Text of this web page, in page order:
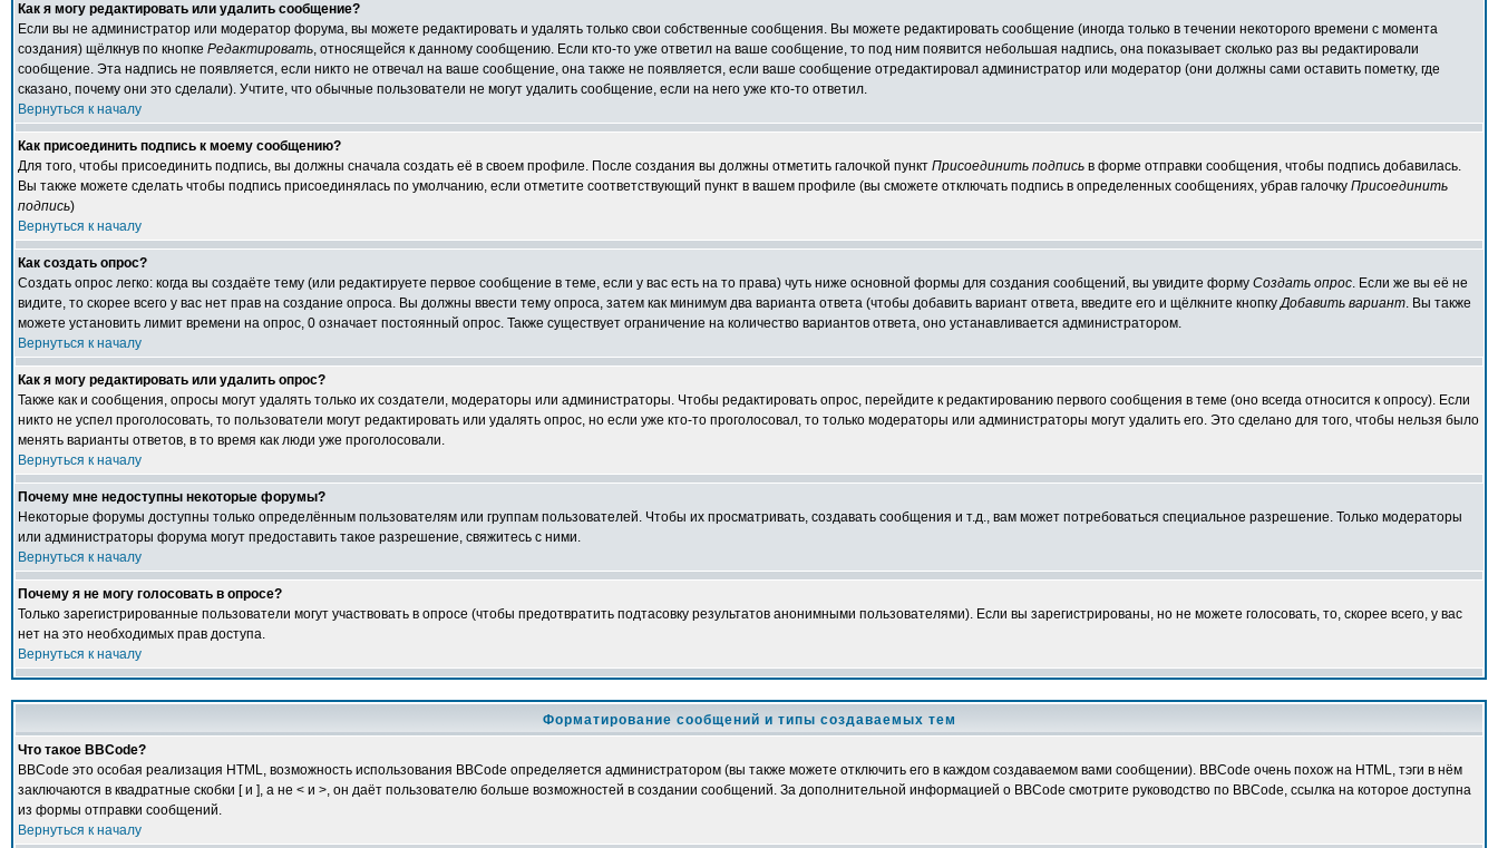
Как я могу редактировать или удалить сообщение?
Если вы не администратор или модератор форума, вы можете редактировать и удалять только свои собственные сообщения. Вы можете редактировать сообщение (иногда только в течении некоторого времени с момента
создания) щёлкнув по кнопке Редактировать, относящейся к данному сообщению. Если кто-то уже ответил на ваше сообщение, то под ним появится небольшая надпись, она показывает сколько раз вы редактировали
сообщение. Эта надпись не появляется, если никто не отвечал на ваше сообщение, она также не появляется, если ваше сообщение отредактировал администратор или модератор (они должны сами оставить пометку, где
сказано, почему они это сделали). Учтите, что обычные пользователи не могут удалить сообщение, если на него уже кто-то ответил.
Вернуться к началу
Как присоединить подпись к моему сообщению?
Для того, чтобы присоединить подпись, вы должны сначала создать её в своем профиле. После создания вы должны отметить галочкой пункт Присоединить подпись в форме отправки сообщения, чтобы подпись добавилась.
Вы также можете сделать чтобы подпись присоединялась по умолчанию, если отметите соответствующий пункт в вашем профиле (вы сможете отключать подпись в определенных сообщениях, убрав галочку Присоединить
подпись)
Вернуться к началу
Как создать опрос?
Создать опрос легко: когда вы создаёте тему (или редактируете первое сообщение в теме, если у вас есть на то права) чуть ниже основной формы для создания сообщений, вы увидите форму Создать опрос. Если же вы её не
видите, то скорее всего у вас нет прав на создание опроса. Вы должны ввести тему опроса, затем как минимум два варианта ответа (чтобы добавить вариант ответа, введите его и щёлкните кнопкуДобавить вариант. Вы также
можете установить лимит времени на опрос, 0 означает постоянный опрос. Также существует ограничение на количество вариантов ответа, оно устанавливается администратором.
Вернуться к началу
Как я могу редактировать или удалить опрос?
Также как и сообщения, опросы могут удалять только их создатели, модераторы или администраторы. Чтобы редактировать опрос, перейдите к редактированию первого сообщения в теме (оно всегда относится к опросу). Если
никто не успел проголосовать, то пользователи могут редактировать или удалять опрос, но если уже кто-то проголосовал, то только модераторы или администраторы могут удалить его. Это сделано для того, чтобы нельзя было
менять варианты ответов, в то время как люди уже проголосовали.
Вернуться к началу
Почему мне недоступны некоторые форумы?
Некоторые форумы доступны только определённым пользователям или группам пользователей. Чтобы их просматривать, создавать сообщения и т.д., вам может потребоваться специальное разрешение. Только модераторы
или администраторы форума могут предоставить такое разрешение, свяжитесь с ними.
Вернуться к началу
Почему я не могу голосовать в опросе?
Только зарегистрированные пользователи могут участвовать в опросе (чтобы предотвратить подтасовку результатов анонимными пользователями). Если вы зарегистрированы, но не можете голосовать, то, скорее всего, у вас
нет на это необходимых прав доступа.
Вернуться к началу
Форматирование сообщений и типы создаваемых тем
Что такое BBCode?
BBCode это особая реализация HTML, возможность использования BBCode определяется администратором (вы также можете отключить его в каждом создаваемом вами сообщении). BBCode очень похож на HTML, тэги в нём
заключаются в квадратные скобки [ и ], а не < и >, он даёт пользователю больше возможностей в создании сообщений. За дополнительной информацией о BBCode смотрите руководство по BBCode, ссылка на которое доступна
из формы отправки сообщений.
Вернуться к началу